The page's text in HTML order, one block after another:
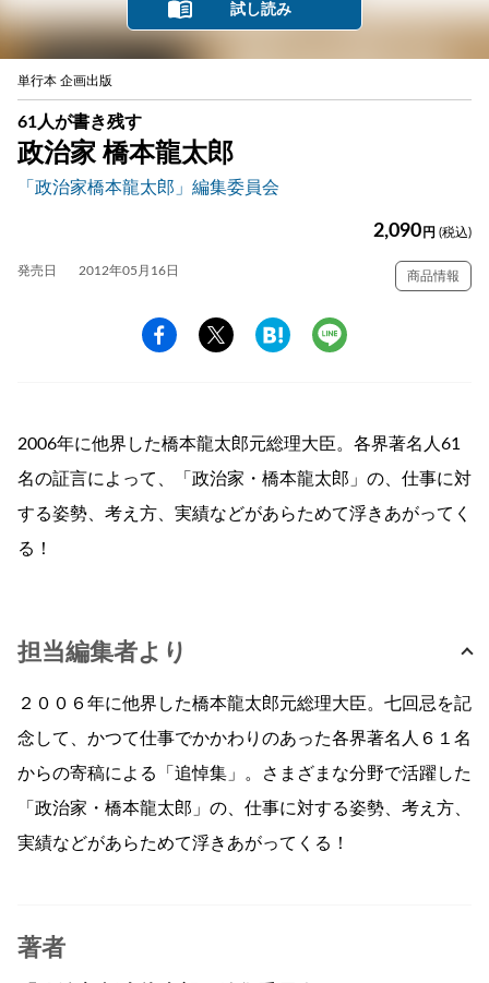
試し読み
単行本 企画出版
61人が書き残す
政治家 橋本龍太郎
「政治家橋本龍太郎」編集委員会
2,090 円 (税込)
発売日 2012年05月16日 商品情報
2006年に他界した橋本龍太郎元総理大臣。各界著名人61
名の証言によって、「政治家・橋本龍太郎」の、仕事に対
する姿勢、考え方、実績などがあらためて浮きあがってく
る！
担当編集者より
２００６年に他界した橋本龍太郎元総理大臣。七回忌を記
念して、かつて仕事でかかわりのあった各界著名人６１名
からの寄稿による「追悼集」。さまざまな分野で活躍した
「政治家・橋本龍太郎」の、仕事に対する姿勢、考え方、
実績などがあらためて浮きあがってくる！
著者